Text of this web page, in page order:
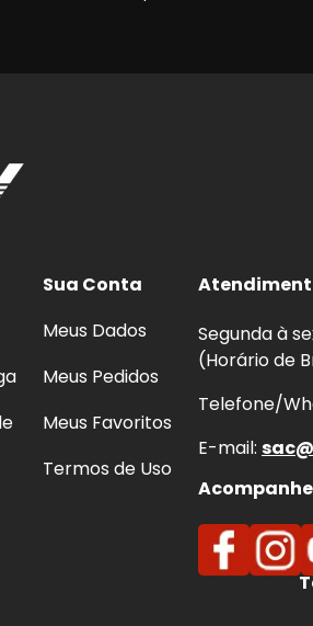
Sua Conta
Meus Dados
Meus Pedidos
Meus Favoritos
Termos de Uso
Segunda à
(Horário de
Telefone/
E-mail: